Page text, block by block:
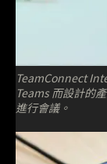
TeamConnect
Teams 而設計的
進行會議。